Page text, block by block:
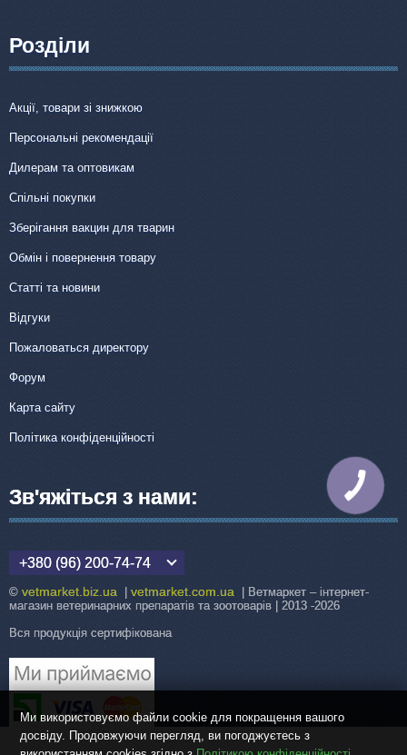
Розділи
Акції, товари зі знижкою
Персональні рекомендації
Дилерам та оптовикам
Спільні покупки
Зберігання вакцин для тварин
Обмін і повернення товару
Статті та новини
Відгуки
Пожаловаться директору
Форум
Карта сайту
Політика конфіденційності
Зв'яжіться з нами:
+380 (96) 200-74-74
© vetmarket.biz.ua vetmarket.com.ua | Ветмаркет – інтернет-
магазин ветеринарних препаратів та зоотоварів | 2013 -2026
Вся продукція сертифікована
Ми використовуємо файли cookie для покращення вашого
досвіду. Продовжуючи перегляд, ви погоджуєтесь з
КНОПКА
ЗВ'ЯЗКУ